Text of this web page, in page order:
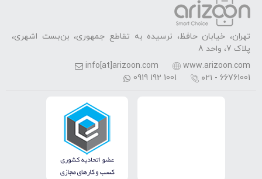
تهران، خیابان حافظ، نرسیده به تقاطع جمهوری، بن‌بست اشهری،
پلاک 7، واحد 8
www.arizoon.com
info[at]arizoon.com
۰۲۱ - 66761001
0919 192 1001